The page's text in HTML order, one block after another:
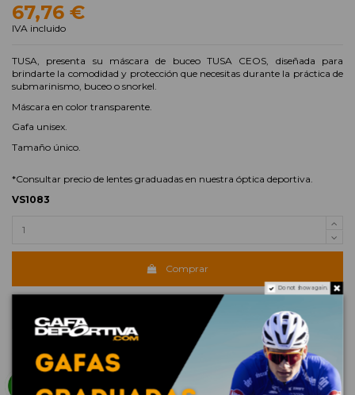
67,76 €
IVA incluido
TUSA, presenta su máscara de buceo TUSA CEOS, diseñada para
brindarte la comodidad y protección que necesitas durante la práctica de
submarinismo, buceo o snorkel.
Máscara en color transparente.
Gafa unisex.
Tamaño único.
*Consultar precio de lentes graduadas en nuestra óptica deportiva.
VS1083
Comprar
Consultar graduada
Do not show again.